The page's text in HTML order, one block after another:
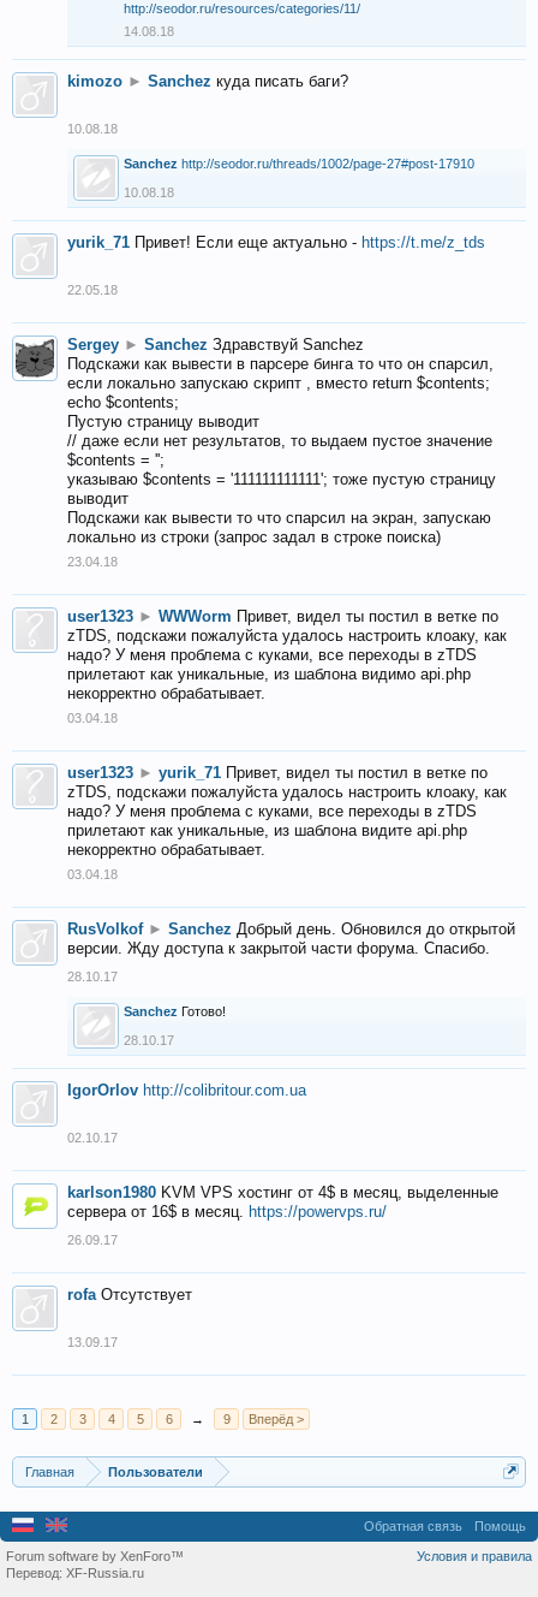
http://seodor.ru/resources/categories/11/
14.08.18
kimozo ► Sanchez куда писать баги?
10.08.18
Sanchez http://seodor.ru/threads/1002/page-27#post-17910
10.08.18
yurik_71 Привет! Если еще актуально - https://t.me/z_tds
22.05.18
Sergey ► Sanchez Здравствуй Sanchez
Подскажи как вывести в парсере бинга то что он спарсил,
если локально запускаю скрипт , вместо return $contents;
echo $contents;
Пустую страницу выводит
// даже если нет результатов, то выдаем пустое значение
$contents = '';
указываю $contents = '111111111111'; тоже пустую страницу
выводит
Подскажи как вывести то что спарсил на экран, запускаю
локально из строки (запрос задал в строке поиска)
23.04.18
user1323 ► WWWorm Привет, видел ты постил в ветке по
zTDS, подскажи пожалуйста удалось настроить клоаку, как
надо? У меня проблема с куками, все переходы в zTDS
прилетают как уникальные, из шаблона видимо api.php
некорректно обрабатывает.
03.04.18
user1323 ► yurik_71 Привет, видел ты постил в ветке по
zTDS, подскажи пожалуйста удалось настроить клоаку, как
надо? У меня проблема с куками, все переходы в zTDS
прилетают как уникальные, из шаблона видите api.php
некорректно обрабатывает.
03.04.18
RusVolkof ► Sanchez Добрый день. Обновился до открытой
версии. Жду доступа к закрытой части форума. Спасибо.
28.10.17
Sanchez Готово!
28.10.17
IgorOrlov http://colibritour.com.ua
02.10.17
karlson1980 KVM VPS хостинг от 4$ в месяц, выделенные
сервера от 16$ в месяц. https://powervps.ru/
26.09.17
rofa Отсутствует
13.09.17
1 2 3 4 5 6 → 9 Вперёд >
Главная Пользователи
Обратная связь Помощь
Условия и правила
Forum software by XenForo™
Перевод: XF-Russia.ru